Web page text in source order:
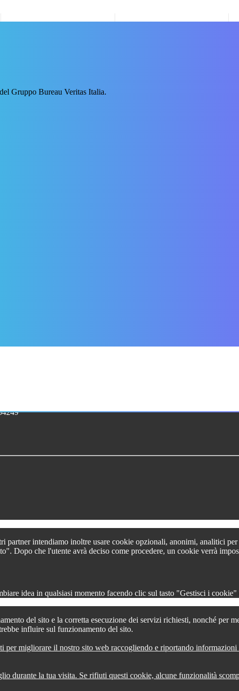
Gruppo Bureau Veritas Italia.
intendiamo inoltre usare cookie opzionali, anonimi, analitici
Dopo che l'utente avrà deciso come procedere, un cookie verrà
idea in qualsiasi momento facendo clic sul tasto "Gestisci i
del sito e la corretta esecuzione dei servizi richiesti, nonché per
influire sul funzionamento del sito.
per migliorare il nostro sito web raccogliendo e riportando
durante la tua visita. Se rifiuti questi cookie, alcune funzionalità